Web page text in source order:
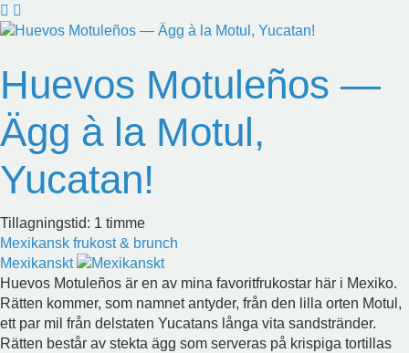
Huevos Motuleños —
Ägg à la Motul,
Yucatan!
Tillagningstid: 1 timme
Mexikansk frukost & brunch
Mexikanskt
Huevos Motuleños är en av mina favoritfrukostar här i Mexiko.
Rätten kommer, som namnet antyder, från den lilla orten Motul,
ett par mil från delstaten Yucatans långa vita sandstränder.
Rätten består av stekta ägg som serveras på krispiga tortillas